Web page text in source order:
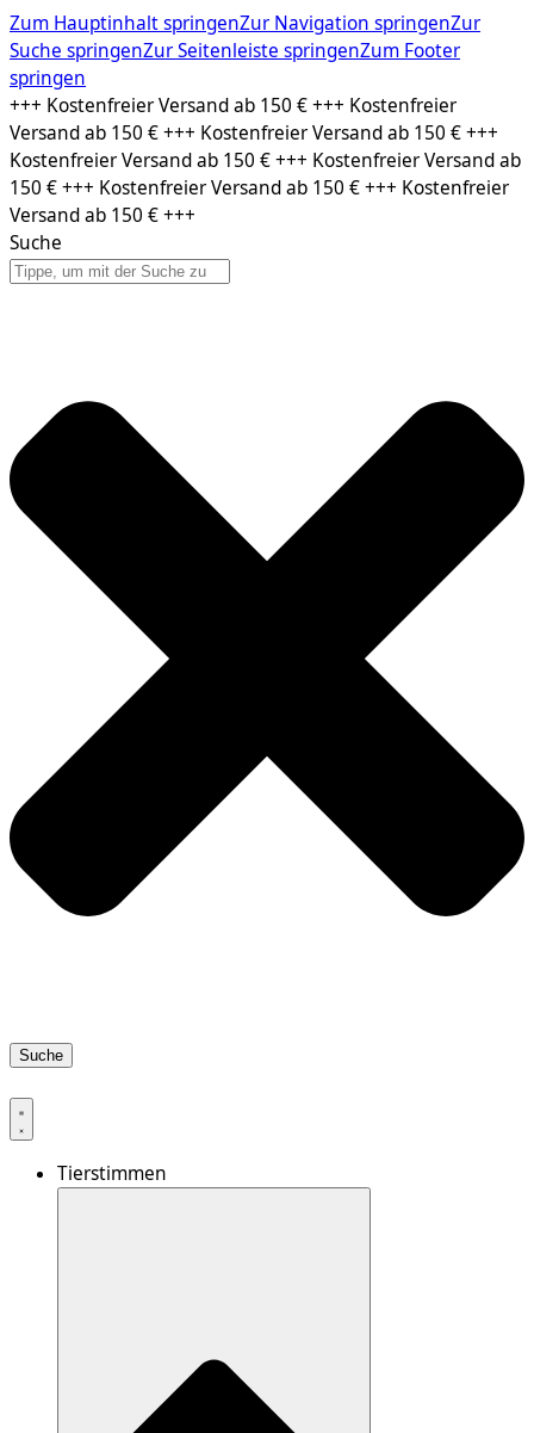
Zum Hauptinhalt springenZur Navigation springenZur
Suche springenZur Seitenleiste springenZum Footer
springen
Zum
Inhalt
springen
+++ Kostenfreier Versand ab 150 € +++ Kostenfreier
Versand ab 150 € +++ Kostenfreier Versand ab 150 € +++
Kostenfreier Versand ab 150 € +++ Kostenfreier Versand ab
150 € +++ Kostenfreier Versand ab 150 € +++ Kostenfreier
Versand ab 150 € +++
Suche
Suche
Tierstimmen